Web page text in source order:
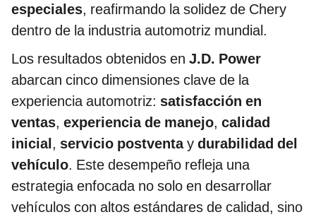
especiales, reafirmando la solidez de Chery
dentro de la industria automotriz mundial.
Los resultados obtenidos en J.D. Power
abarcan cinco dimensiones clave de la
experiencia automotriz: satisfacción en
ventas, experiencia de manejo, calidad
inicial, servicio postventay durabilidad del
vehículo. Este desempeño refleja una
estrategia enfocada no solo en desarrollar
vehículos con altos estándares de calidad, sino